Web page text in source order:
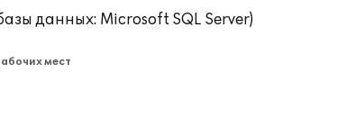
данных: Microsoft SQL Server)
мест